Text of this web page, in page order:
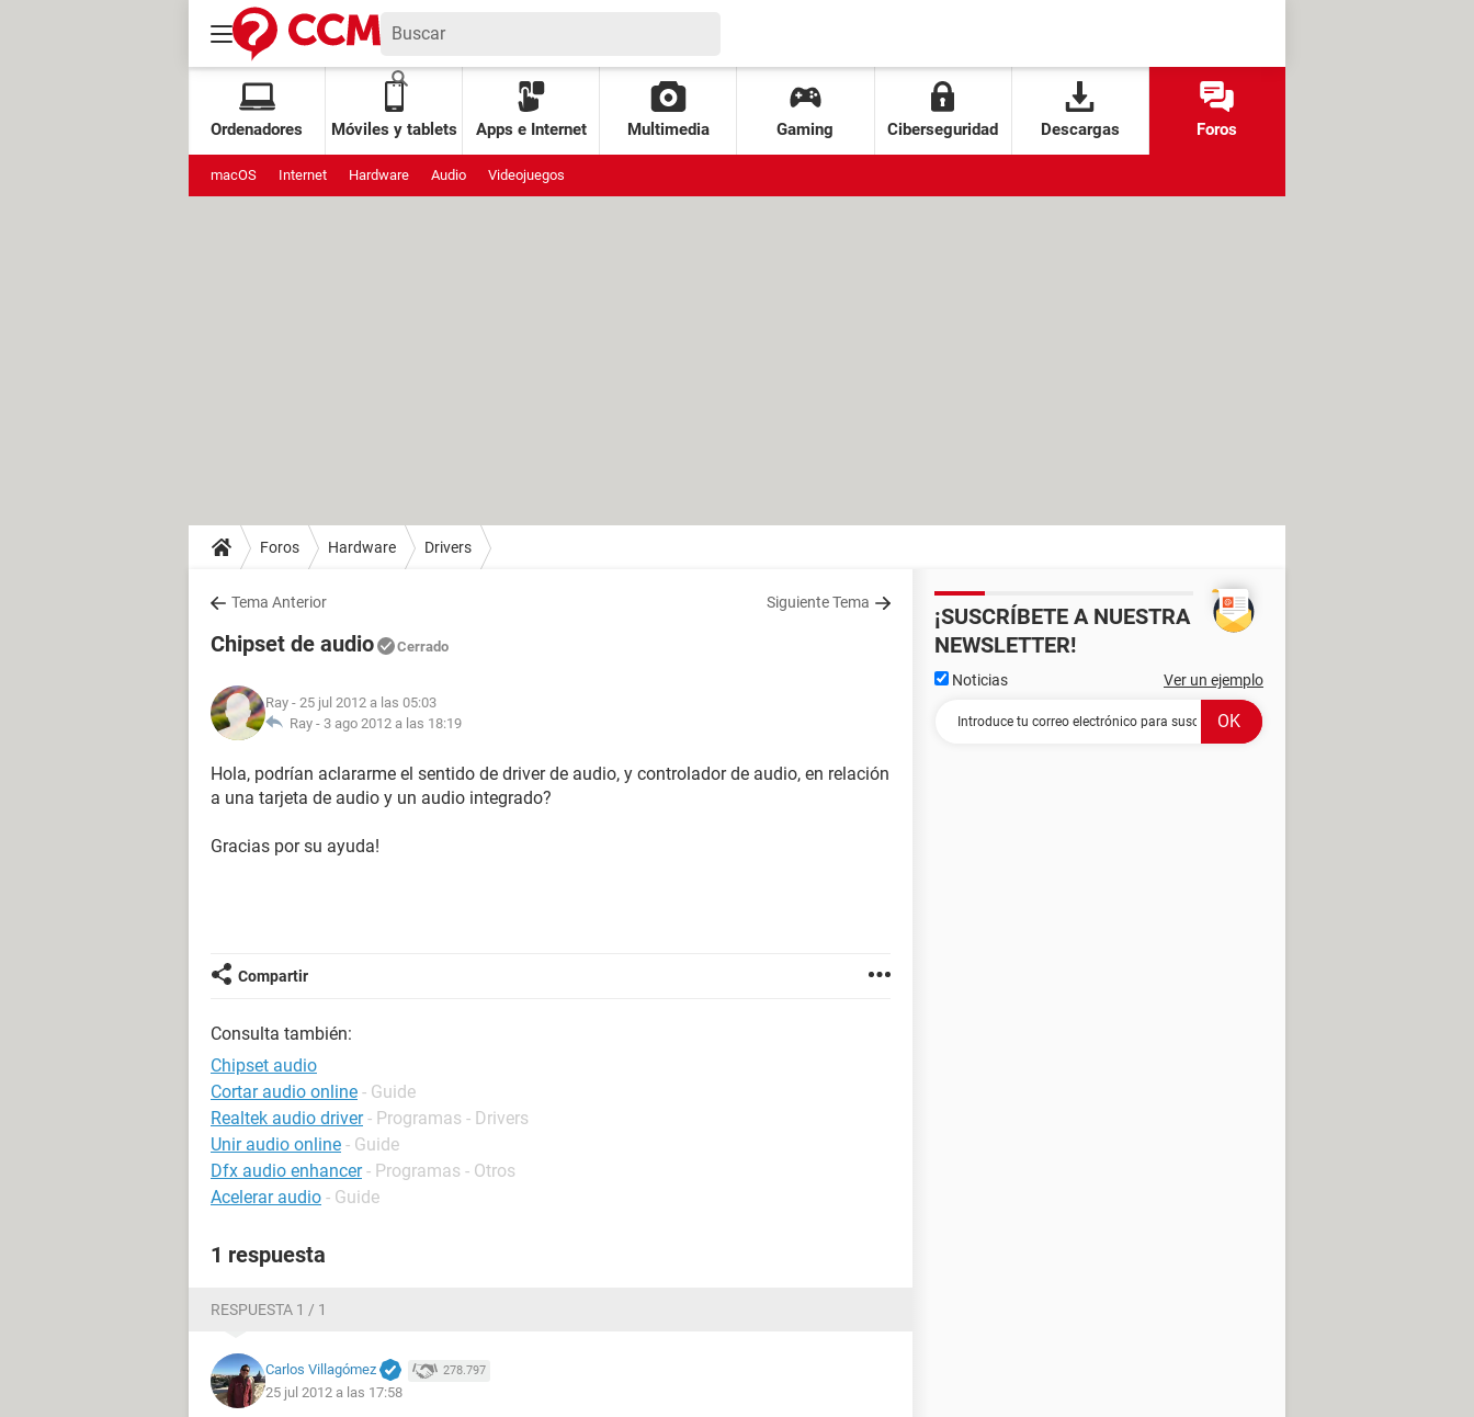
Ordenadores Móviles y tablets Apps e Internet Multimedia Gaming Ciberseguridad Descargas Foros
macOS Internet Hardware Audio Videojuegos
Foros Hardware Drivers
Tema Anterior Siguiente Tema
Chipset de audio Cerrado
Ray - 25 jul 2012 a las 05:03
Ray - 3 ago 2012 a las 18:19
Hola, podrían aclararme el sentido de driver de audio, y controlador de audio, en relación
a una tarjeta de audio y un audio integrado?
Gracias por su ayuda!
Compartir
Consulta también:
Chipset audio
Cortar audio online - Guide
Realtek audio driver - Programas - Drivers
Unir audio online - Guide
Dfx audio enhancer - Programas - Otros
Acelerar audio - Guide
1 respuesta
RESPUESTA 1 / 1
Carlos Villagómez 278.797
25 jul 2012 a las 17:58
¡SUSCRÍBETE A NUESTRA
NEWSLETTER!
Noticias Ver un ejemplo